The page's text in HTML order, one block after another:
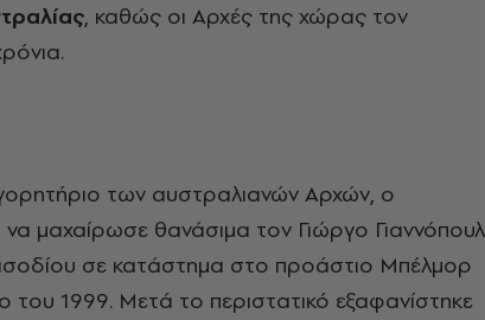
, καθώς οι Αρχές της χώρας τον
των αυστραλιανών Αρχών, ο
μαχαίρωσε θανάσιμα τον Γιώργο
σε κατάστημα στο προάστιο Μπέλμορ
του 1999. Μετά το περιστατικό εξαφανίστηκε